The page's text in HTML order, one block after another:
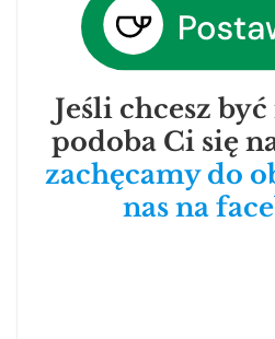
Jeśli chcesz
podoba Ci się
zachęcamy do
nas na